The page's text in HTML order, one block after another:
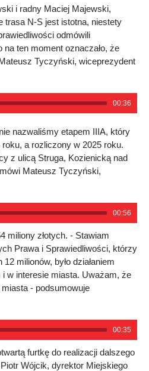
i radny Maciej Majewski,
trasa N-S jest istotna, niestety
odmówili
ten moment oznaczało, że
Tyczyński, wiceprezydent
00:36
nazwaliśmy etapem IIIA, który
a rozliczony w 2025 roku.
z ulicą Struga, Kozienicką nad
Mateusz Tyczyński,
00:56
miliony złotych. - Stawiam
Prawa i Sprawiedliwości, którzy
milionów, było działaniem
w interesie miasta. Uważam, że
miasta - podsumowuje
00:35
furtkę do realizacji dalszego
Wójcik, dyrektor Miejskiego